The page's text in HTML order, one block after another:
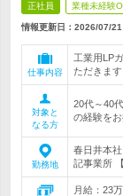
正社員 業種未経験
情報更新日：2026/07/21
仕事内容
工業用LP
ただきます
対象と
なる方
20代～40
の経験を
勤務地
春日井本
記事業所
月給：23